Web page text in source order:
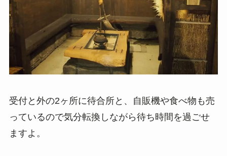
受付と外の2ヶ所に待合所と、自販機や食べ物も売
っているので気分転換しながら待ち時間を過ごせ
ますよ。